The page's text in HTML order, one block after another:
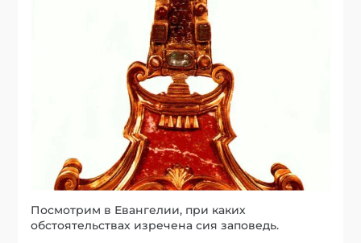
Посмотрим в Евангелии, при каких
обстоятельствах изречена сия заповедь.